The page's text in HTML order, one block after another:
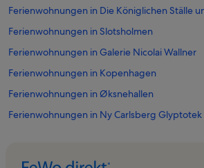
Ferienwohnungen in Die Königlichen Ställe
Ferienwohnungen in Slotsholmen
Ferienwohnungen in Galerie Nicolai Wallner
Ferienwohnungen in Kopenhagen
Ferienwohnungen in Øksnehallen
Ferienwohnungen in Ny Carlsberg Glyptotek